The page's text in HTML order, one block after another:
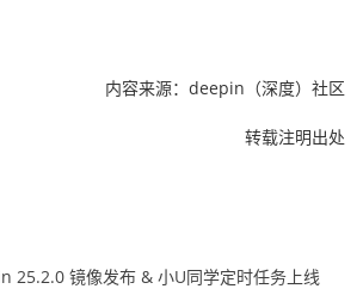
内容来源：deepin（深度）社区
转载注明出处
25.2.0 镜像发布 & 小U同学定时任务上线